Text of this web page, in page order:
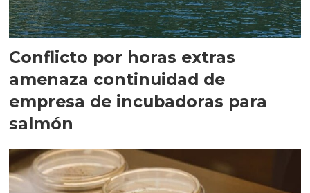
Conflicto por horas extras
amenaza continuidad de
empresa de incubadoras para
salmón